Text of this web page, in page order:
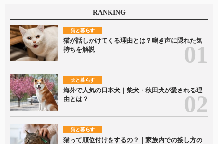
RANKING
猫と暮らす
猫が話しかけてくる理由とは？鳴き声に隠れた気
持ちを解説
犬と暮らす
海外で人気の日本犬｜柴犬・秋田犬が愛される理
由とは？
猫と暮らす
猫って順位付けをするの？｜家族内での接し方の